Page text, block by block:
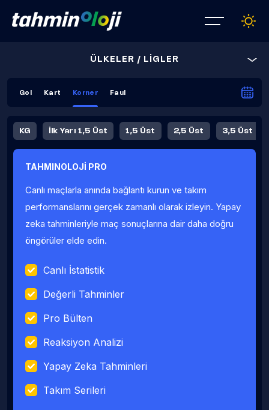
ÜLKELER / LİGLER
Gol Kart Korner Faul
KG İlk Yarı 1,5 Üst 1,5 Üst 2,5 Üst 3,5 Üst
Fauller Ortalama
TAHMINOLOJİ PRO
Canlı maçlarla anında bağlantı kurun ve takım
performanslarını gerçek zamanlı olarak izleyin. Yapay
zeka tahminleriyle maç sonuçlarına dair daha doğru
öngörüler elde edin.
Canlı İstatistik
Değerli Tahminler
Pro Bülten
Reaksiyon Analizi
Yapay Zeka Tahminleri
Takım Serileri